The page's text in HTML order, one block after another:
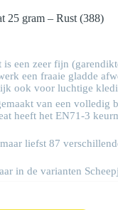
25 gram – Rust (388)
is een zeer fijn
een fraaie gladde
ook voor luchtige
van een volledig
heeft het EN71-3
liefst 87
in de varianten